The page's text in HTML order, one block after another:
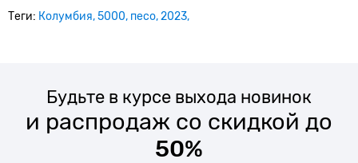
Теги: Колумбия 5000 песо 2023
Будьте в курсе выхода новинок
и распродаж со скидкой до
50%